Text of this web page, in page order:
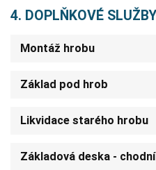
4. DOPLŇKOVÉ SLUŽBY
Montáž hrobu
Základ pod hrob
Likvidace starého hrobu
Základová deska -